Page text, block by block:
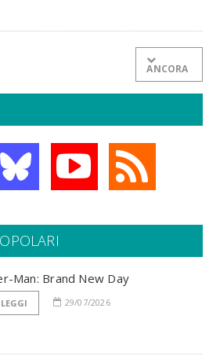
ANCORA
Man: Brand New Day
LEGGI 29/07/2026